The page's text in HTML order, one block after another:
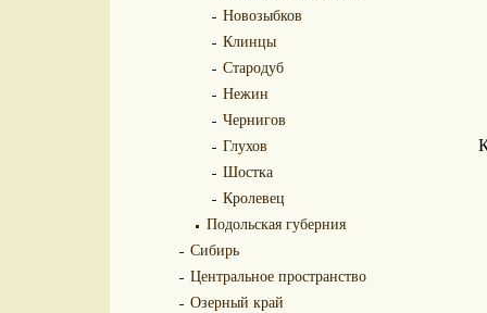
Новозыбков
Клинцы
Стародуб
Нежин
Чернигов
Глухов
Шостка
Кролевец
Подольская губерния
Сибирь
Центральное пространство
Озерный край